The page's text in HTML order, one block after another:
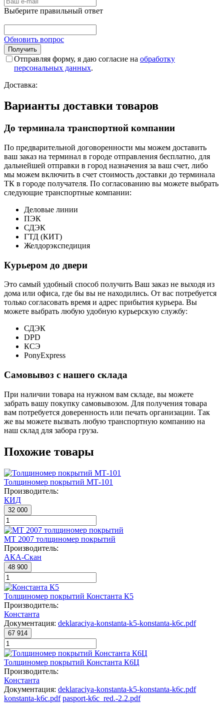
Выберите правильный ответ
Обновить вопрос
Отправляя форму, я даю согласие на обработку
персональных данных.
Доставка:
Варианты доставки товаров
До терминала транспортной компании
По предварительной договоренности мы можем доставить
ваш заказ на терминал в городе отправления бесплатно, для
дальнейшей отправки в город назначения за ваш счет, либо
мы можем включить в счет стоимость доставки до терминала
ТК в городе получателя. По согласованию вы можете выбрать
следующие транспортные компании:
Деловые линии
ПЭК
СДЭК
ГТД (КИТ)
Желдорэкспедиция
Курьером до двери
Это самый удобный способ получить Ваш заказ не выходя из
дома или офиса, где бы вы не находились. От вас потребуется
только согласовать время и адрес прибытия курьера. Вы
можете выбрать любую удобную курьерскую службу:
СДЭК
DPD
КСЭ
PonyExpress
Самовывоз с нашего склада
При наличии товара на нужном вам складе, вы можете
забрать вашу покупку самовывозом. Для получения товара
вам потребуется доверенность или печать организации. Так
же вы можете вызвать любую транспортную компанию на
наш склад для забора груза.
Похожие товары
Толщиномер покрытий МТ-101
Производитель:
КИД
32 000
МТ 2007 толщиномер покрытий
Производитель:
АКА-Скан
48 900
Толщиномер покрытий Константа К5
Производитель:
Константа
Документация: deklaraciya-konstanta-k5-konstanta-k6c.pdf
67 914
Толщиномер покрытий Константа К6Ц
Производитель:
Константа
Документация: deklaraciya-konstanta-k5-konstanta-k6c.pdf
konstanta-k6c.pdf pasport-k6c_red.-2.2.pdf